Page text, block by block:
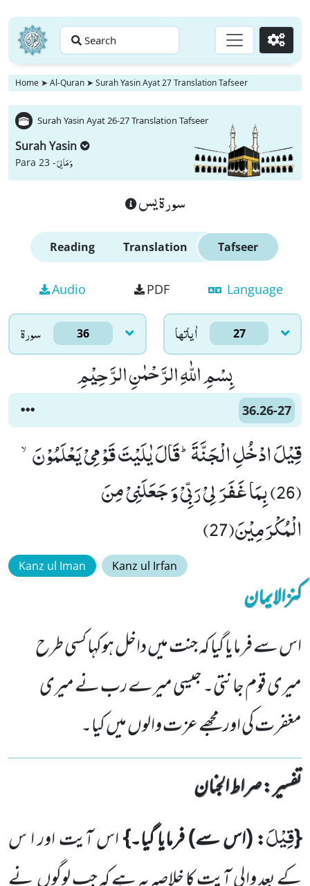
Search Go
Home ➤ Al-Quran ➤ Surah Yasin Ayat 27 Translation Tafseer
Surah Yasin Ayat 26-27 Translation Tafseer
Surah Yasin
Para 23 -وَ مَا لِیَ
سورة يس
Reading Translation Tafseer
Audio PDF Language
سورۃ 36 اٰياتها 27
بِسْمِ اللّٰهِ الرَّحْمٰنِ الرَّحِیْمِ
36.26-27
قِیْلَ ادْخُلِ الْجَنَّةَؕ-قَالَ یٰلَیْتَ قَوْمِیْ یَعْلَمُوْنَۙ
(26) بِمَا غَفَرَ لِیْ رَبِّیْ وَ جَعَلَنِیْ مِنَ
الْمُكْرَمِیْنَ(27)
Kanz ul Iman Kanz ul Irfan
کنزالایمان
اس سے فرمایا گیا کہ جنت میں داخل ہوکہا کسی طرح
میری قوم جانتی۔ جیسی میرے رب نے میری
مغفرت کی اور مجھے عزت والوں میں کیا۔
تفسیر : ‎صراط الجنان
{قِیْلَ: (اس سے) فرمایا گیا۔}اس آیت اور ا س